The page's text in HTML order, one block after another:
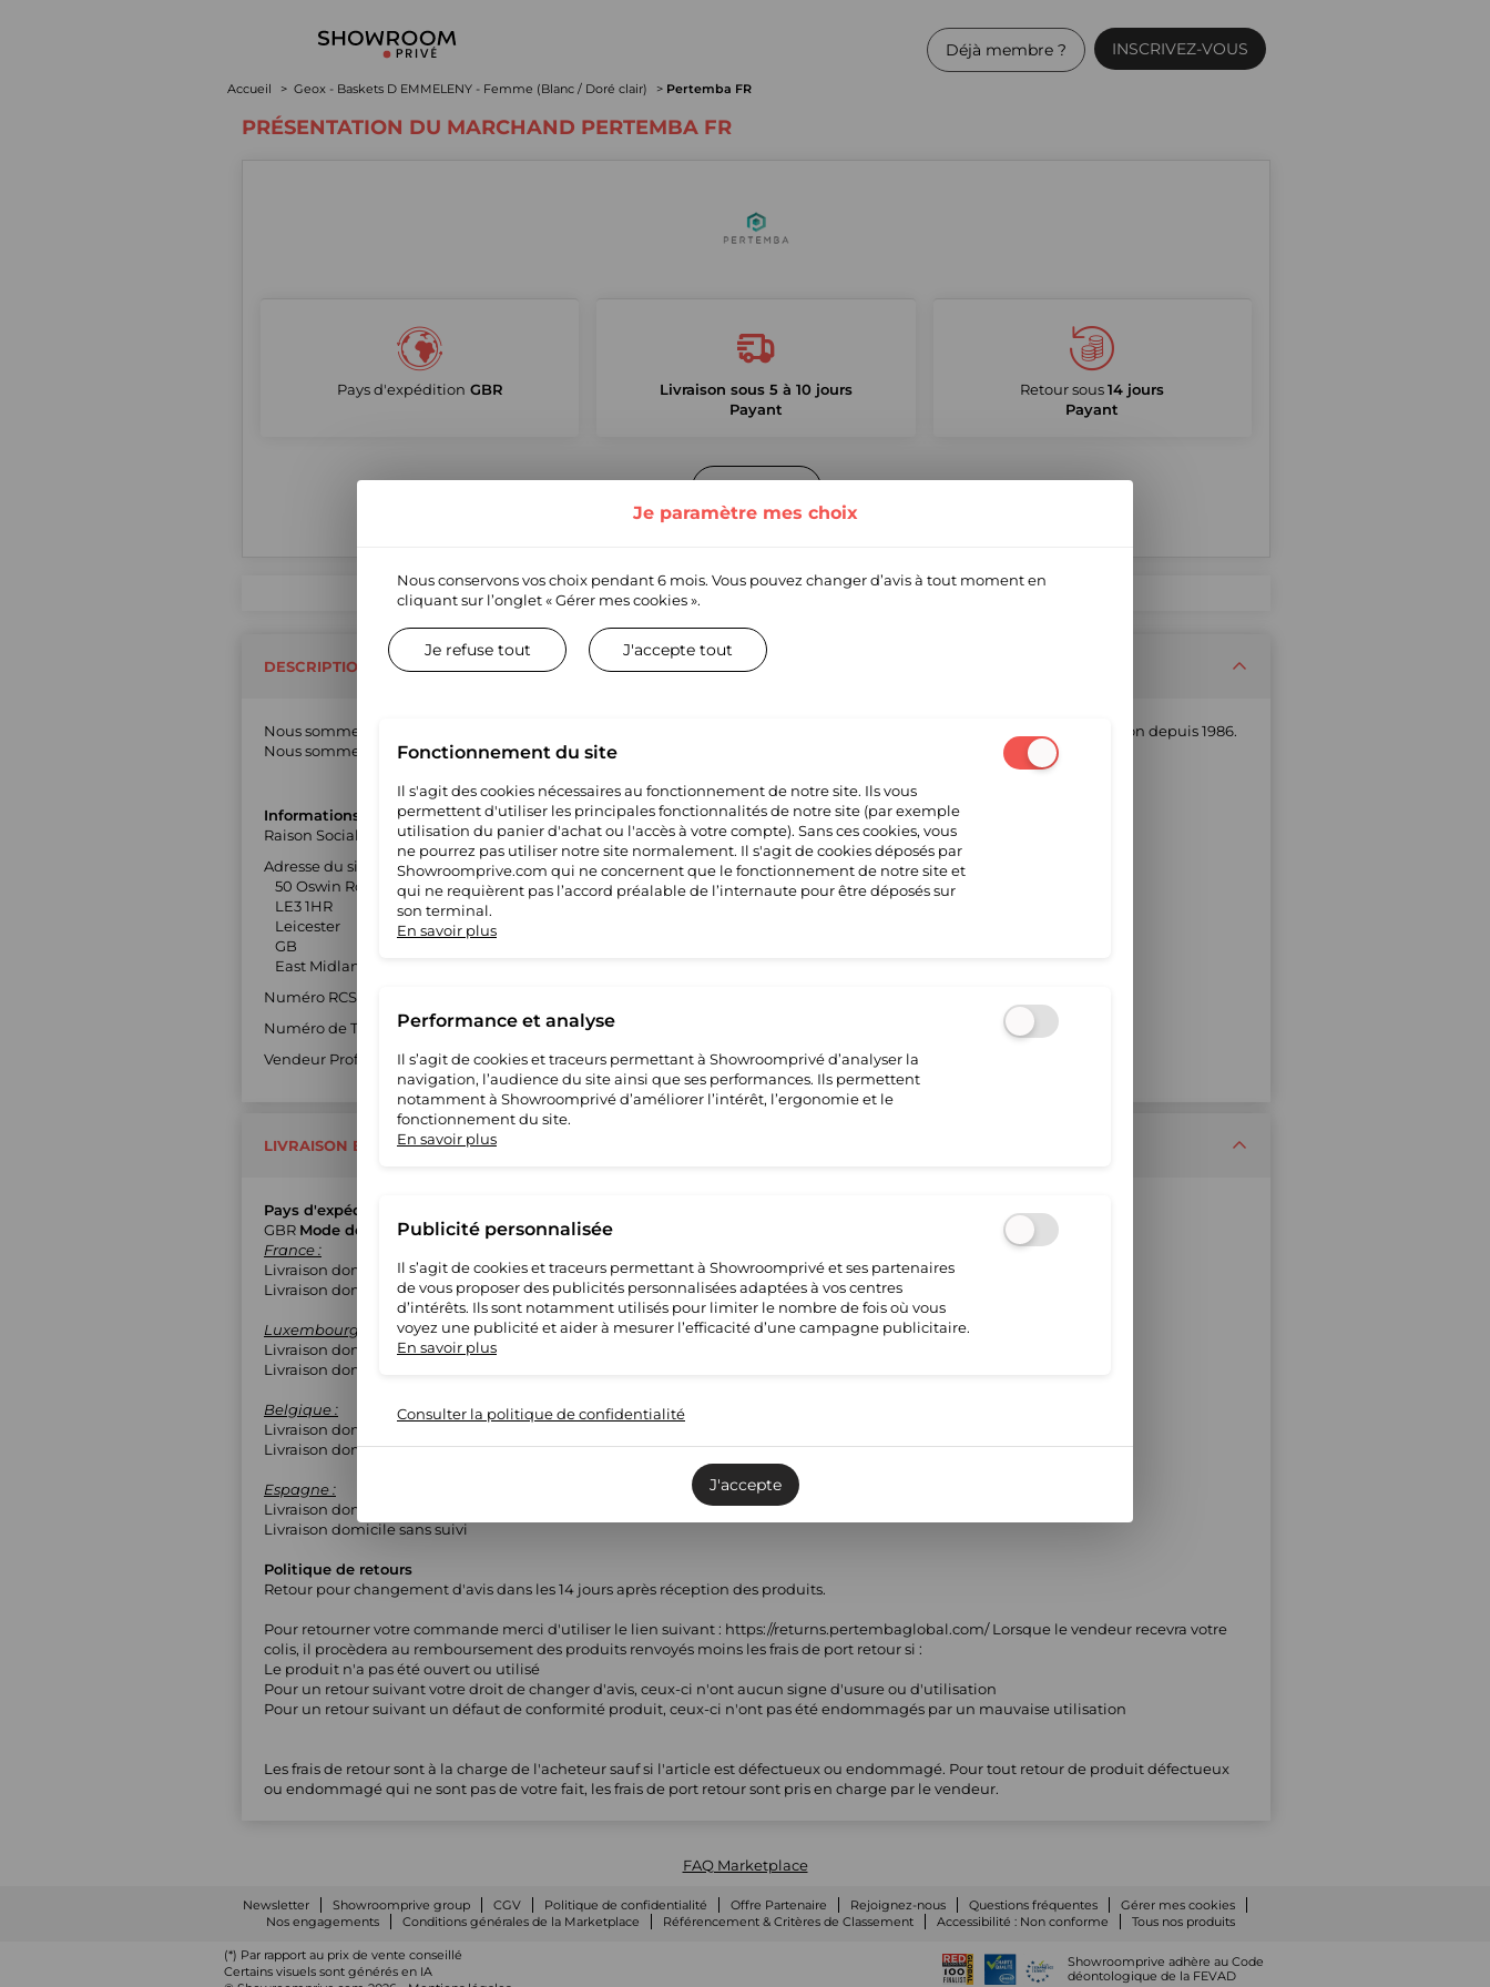
INSCRIVEZ-VOUS
Déjà membre ?
Accueil Geox - Baskets D EMMELENY - Femme (Blanc / Doré clair) Pertemba FR
PRÉSENTATION DU MARCHAND PERTEMBA FR
Pays d'expédition GBR
Livraison sous 5 à 10 jours
Payant
Retour sous14 jours
Payant
DESCRIPTION DU MARCHAND
Nous sommes une entreprise anglaise engagée dans le commerce de vente au détail des vêtements et textiles de maison depuis 1986.
Nous sommes présents sur internet depuis 2003 et vous proposons des produits de grande qualité à prix imbattable.
Informations générales
Raison Sociale : Universal Textiles UK Ltd
Adresse du siège social :
50 Oswin Road, Leicester
LE3 1HR
Leicester
GB
East Midlands
Numéro RCS : 06865782
Numéro de TVA : BE0742757308
Vendeur Professionnel : Oui
LIVRAISON ET RETOUR
Pays d'expédition
GBR Mode de livraison
France :
Livraison domicile avec suivi
Livraison domicile sans suivi
Luxembourg :
Livraison domicile avec suivi
Livraison domicile sans suivi
Belgique :
Livraison domicile avec suivi
Livraison domicile sans suivi
Espagne :
Livraison domicile avec suivi
Livraison domicile sans suivi
Politique de retours
Retour pour changement d'avis dans les 14 jours après réception des produits.
Pour retourner votre commande merci d'utiliser le lien suivant : https://returns.pertembaglobal.com/ Lorsque le vendeur recevra votre
colis, il procèdera au remboursement des produits renvoyés moins les frais de port retour si :
Le produit n'a pas été ouvert ou utilisé
Pour un retour suivant votre droit de changer d'avis, ceux-ci n'ont aucun signe d'usure ou d'utilisation
Pour un retour suivant un défaut de conformité produit, ceux-ci n'ont pas été endommagés par un mauvaise utilisation
Les frais de retour sont à la charge de l'acheteur sauf si l'article est défectueux ou endommagé. Pour tout retour de produit défectueux
ou endommagé qui ne sont pas de votre fait, les frais de port retour sont pris en charge par le vendeur.
FAQ Marketplace
Je paramètre mes choix
Nous conservons vos choix pendant 6 mois. Vous pouvez changer d’avis à tout moment en
cliquant sur l’onglet« Gérer mes cookies ».
Je refuse tout J'accepte tout
Fonctionnement du site
Il s'agit des cookies nécessaires au fonctionnement de notre site. Ils vous
permettent d'utiliser les principales fonctionnalités de notre site (par exemple
utilisation du panier d'achat ou l'accès à votre compte). Sans ces cookies, vous
ne pourrez pas utiliser notre site normalement. Il s'agit de cookies déposés par
Showroomprive.com qui ne concernent que le fonctionnement de notre site et
qui ne requièrent pas l’accord préalable de l’internaute pour être déposés sur
son terminal.
En savoir plus
Performance et analyse
Il s’agit de cookies et traceurs permettant à Showroomprivé d’analyser la
navigation, l’audience du site ainsi que ses performances. Ils permettent
notamment à Showroomprivé d’améliorer l’intérêt, l’ergonomie et le
fonctionnement du site.
En savoir plus
Publicité personnalisée
Il s’agit de cookies et traceurs permettant à Showroomprivé et ses partenaires
de vous proposer des publicités personnalisées adaptées à vos centres
d’intérêts. Ils sont notamment utilisés pour limiter le nombre de fois où vous
voyez une publicité et aider à mesurer l’efficacité d’une campagne publicitaire.
En savoir plus
Consulter la politique de confidentialité
J'accepte
Newsletter Showroomprive group CGV Politique de confidentialité Offre Partenaire Rejoignez-nous Questions fréquentes
Gérer mes cookies
Nos engagements
Conditions générales de la Marketplace Référencement & Critères de Classement Accessibilité : Non conforme Tous nos produits
(*) Par rapport au prix de vente conseillé
Certains visuels sont générés en IA
Showroomprive adhère au Code
déontologique de la FEVAD